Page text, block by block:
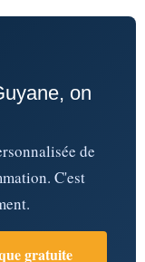
on
de
C'est
gratuite